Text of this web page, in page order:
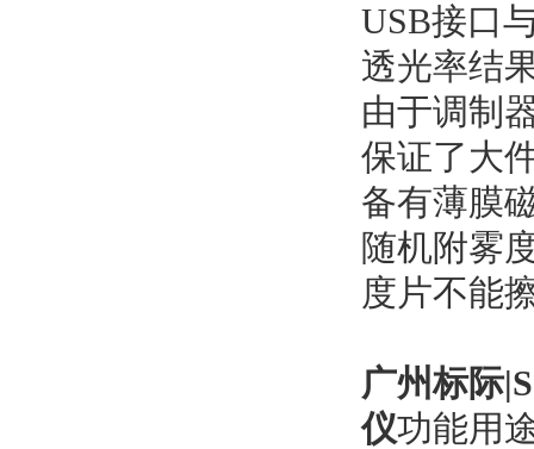
USB接口
透光率结
由于调制
保证了大
备有薄膜
随机附雾
度片不能
广州标际
仪功能用